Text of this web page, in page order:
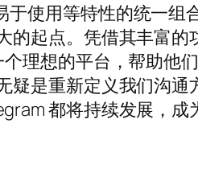
使用等特性的统一组
的起点。凭借其丰富
理想的平台，帮助他
是重新定义我们沟通
都将持续发展，成